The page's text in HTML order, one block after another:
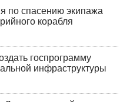
по спасению экипажа
корабля
госпрограмму
инфраструктуры